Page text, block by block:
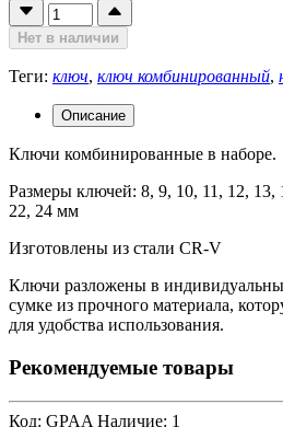
Нет в наличии
Теги: ключ, ключ комбинированный,
Описание
Ключи комбинированные в наборе.
Размеры ключей: 8, 9, 10, 11, 12, 13,
22, 24 мм
Изготовлены из стали CR-V
Ключи разложены в
сумке из прочного материала,
для удобства использования.
Рекомендуемые товары
Код: GPAA Наличие: 1